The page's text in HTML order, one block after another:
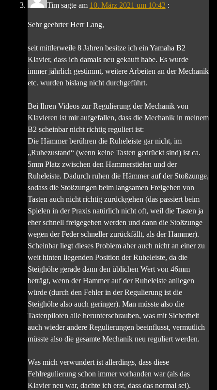
Timsagte am 10. März 2021 um 10:42 :
Sehr geehrter Herr Lang,
seit mittlerweile 8 Jahren besitze ich ein Yamaha B2
Klavier, dass ich damals neu gekauft habe. Es wurde
immer jährlich gestimmt, weitere Arbeiten an der Mechanik
etc. wurden bislang nicht durchgeführt.
Bei Ihren Videos zur Regulierung der Mechanik von
Klavieren ist mir aufgefallen, dass die Mechanik in meinem
B2 scheinbar nicht richtig reguliert ist:
Die Hämmer berühren die Ruheleiste gar nicht, im
„Ruhezustand“ (wenn keine Tasten gedrückt sind) ist ca.
5mm Platz zwischen den Hammerstielen und der
Ruheleiste. Dadurch ruhen die Hämmer auf der Stoßzunge,
sodass die Stoßzungen beim langsamen Freigeben von
Tasten auch nicht richtig zurückgehen (das passiert beim
Spielen in der Praxis natürlich nicht oft, weil die Tasten ja
eher schnell freigegeben werden und dann die Stoßzunge
wegen der Feder schneller zurückfällt, als der Hammer).
Scheinbar liegt dieses Problem aber auch nicht an einer zu
weit hinten liegenden Position der Ruheleiste, da die
Steighöhe gerade dann den üblichen Wert von 46mm
beträgt, wenn der Hammer auf der Ruheleiste anliegen
würde (durch den Fehler in der Regulierung ist die
Steighöhe also auch geringer). Man müsste also die
Tastenpiloten alle herunterschrauben, was mit Sicherheit
auch wieder andere Regulierungen beeinflusst, vermutlich
müsste also die gesamte Mechanik neu reguliert werden.
Was mich verwundert ist allerdings, dass diese
Fehlregulierung schon immer vorhanden war (als das
Klavier neu war, dachte ich erst, dass das normal sei).